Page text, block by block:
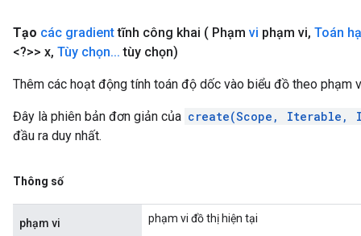
Tạo các gradienttĩnh công khai ( Phạm vi phạm vi, Toán
<?>> x, Tùy chọn... tùy chọn)
Thêm các hoạt động tính toán độ dốc vào biểu đồ theo phạm
Đây là phiên bản đơn giản của create(Scope, Iterable,
đầu ra duy nhất.
Thông số
phạm vi phạm vi đồ thị hiện tại